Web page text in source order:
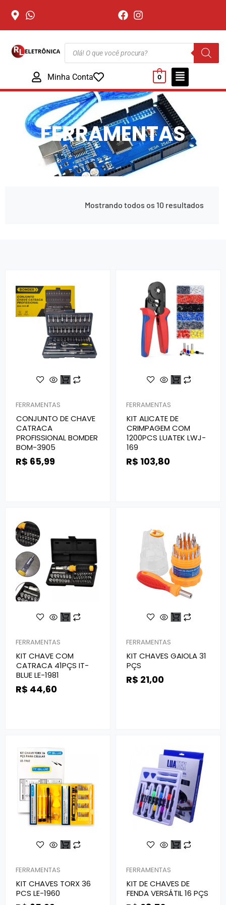
Minha Conta 0
FERRAMENTAS
Mostrando todos os 10 resultados
FERRAMENTAS
CONJUNTO DE CHAVE
CATRACA
PROFISSIONAL BOMDER
BOM-3905
R$ 65,99
FERRAMENTAS
KIT ALICATE DE
CRIMPAGEM COM
1200PCS LUATEK LWJ-
169
R$ 103,80
FERRAMENTAS
KIT CHAVE COM
CATRACA 41PÇS IT-
BLUE LE-1981
R$ 44,60
FERRAMENTAS
KIT CHAVES GAIOLA 31
PÇS
R$ 21,00
FERRAMENTAS
KIT CHAVES TORX 36
PCS LE-1960
FERRAMENTAS
KIT DE CHAVES DE
FENDA VERSÁTIL 16 PÇS